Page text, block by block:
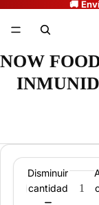
NOW
Disminuir
cantidad